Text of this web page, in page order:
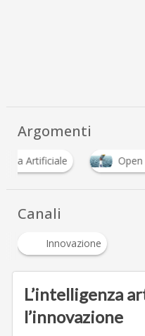
Argomenti
Artificiale
Canali
Innovazione
L’intelligenza
l’innovazione